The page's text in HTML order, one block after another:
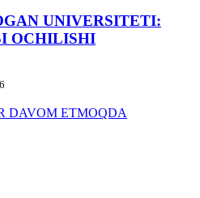
UNIVERSITETI:
OCHILISHI